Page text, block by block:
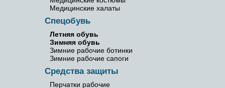
Медицинские халаты
Спецобувь
Летняя обувь
Зимняя обувь
Зимние рабочие ботинки
Зимние рабочие сапоги
Средства защиты
Перчатки рабочие